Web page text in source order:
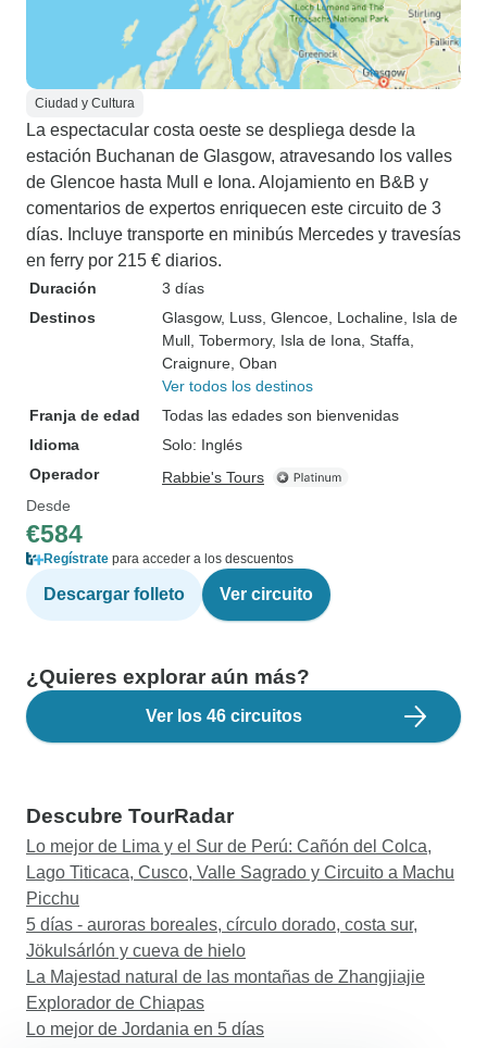
Ciudad y Cultura
La espectacular costa oeste se despliega desde la
estación Buchanan de Glasgow, atravesando los valles
de Glencoe hasta Mull e Iona. Alojamiento en B&B y
comentarios de expertos enriquecen este circuito de 3
días. Incluye transporte en minibús Mercedes y travesías
en ferry por 215 € diarios.
Duración
3 días
Destinos
Glasgow, Luss , Glencoe , Lochaline , Isla de
Mull , Tobermory, Isla de Iona , Staffa
Craignure , Oban
Ver todos los destinos
Franja de edad
Todas las edades son bienvenidas
Idioma
Solo: Inglés
Operador
Rabbie's Tours
Desde
€584
Regístrate para acceder a los descuentos
Descargar folleto Ver circuito
¿Quieres explorar aún más?
Ver los 46 circuitos
Descubre TourRadar
Lo mejor de Lima y el Sur de Perú: Cañón del Colca,
Lago Titicaca, Cusco, Valle Sagrado y Circuito a Machu
Picchu
5 días - auroras boreales, círculo dorado, costa sur,
Jökulsárlón y cueva de hielo
La Majestad natural de las montañas de Zhangjiajie
Explorador de Chiapas
Lo mejor de Jordania en 5 días